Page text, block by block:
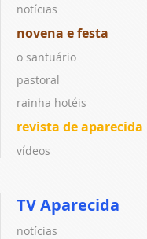
notícias
novena e festa
o santuário
pastoral
rainha hotéis
revista de aparecida
vídeos
TV Aparecida
notícias